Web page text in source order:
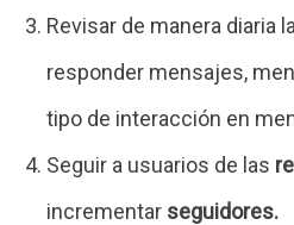
Revisar de manera diaria
responder mensajes,
tipo de interacción en
Seguir a usuarios de las
incrementar seguidores.